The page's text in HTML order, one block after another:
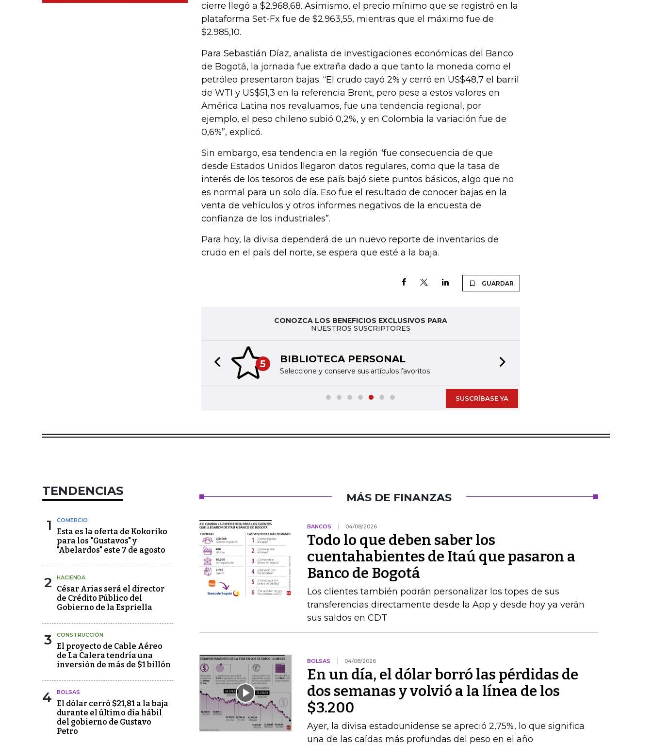
cierre llegó a $2.968,68. Asimismo, el precio mínimo que se registró en la
plataforma Set-Fx fue de $2.963,55, mientras que el máximo fue de
$2.985,10.
Para Sebastián Díaz, analista de investigaciones económicas del Banco
de Bogotá, la jornada fue extraña dado a que tanto la moneda como el
petróleo presentaron bajas. “El crudo cayó 2% y cerró en US$48,7 el barril
de WTI y US$51,3 en la referencia Brent, pero pese a estos valores en
América Latina nos revaluamos, fue una tendencia regional, por
ejemplo, el peso chileno subió 0,2%, y en Colombia la variación fue de
0,6%”, explicó.
Sin embargo, esa tendencia en la región “fue consecuencia de que
desde Estados Unidos llegaron datos regulares, como que la tasa de
interés de los tesoros de ese país bajó siete puntos básicos, algo que no
es normal para un solo día. Eso fue el resultado de conocer bajas en la
venta de vehículos y otros informes negativos de la encuesta de
confianza de los industriales”.
Para hoy, la divisa dependerá de un nuevo reporte de inventarios de
crudo en el país del norte, se espera que esté a la baja.
GUARDAR
CONOZCA LOS BENEFICIOS EXCLUSIVOS PARA
NUESTROS SUSCRIPTORES
5 BIBLIOTECA PERSONAL
Seleccione y conserve sus artículos favoritos
Previous slide
SUSCRÍBASE YA
TENDENCIAS
1 COMERCIO
Esta es la oferta de Kokoriko
para los "Gustavos" y
"Abelardos" este 7 de agosto
2 HACIENDA
César Arias será el director
de Crédito Público del
Gobierno de la Espriella
3 CONSTRUCCIÓN
El proyecto de Cable Aéreo
de La Calera tendría una
inversión de más de $1 billón
4 BOLSAS
El dólar cerró $21,81 a la baja
durante el último día hábil
del gobierno de Gustavo
Petro
MÁS DE FINANZAS
BANCOS 04/08/2026
Todo lo que deben saber los
cuentahabientes de Itaú que pasaron a
Banco de Bogotá
Los clientes también podrán personalizar los topes de sus
transferencias directamente desde la App y desde hoy ya verán
sus saldos en CDT
BOLSAS 04/08/2026
En un día, el dólar borró las pérdidas de
dos semanas y volvió a la línea de los
$3.200
Ayer, la divisa estadounidense se apreció 2,75%, lo que significa
una de las caídas más profundas del peso en el año